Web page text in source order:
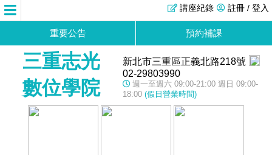
註冊 / 登入
講座紀錄
重要公告 預約補課
三重志光
數位學院
新北市三重區正義北路218號
02-29803990
週一至週六 09:00-21:00 週日 09:00-
18:00 (假日營業時間)